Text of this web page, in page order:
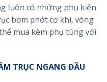
luôn có những phụ kiện
bơm phớt cơ khí, vòng
mua kèm phụ tùng với
TRỤC NGANG ĐẦU